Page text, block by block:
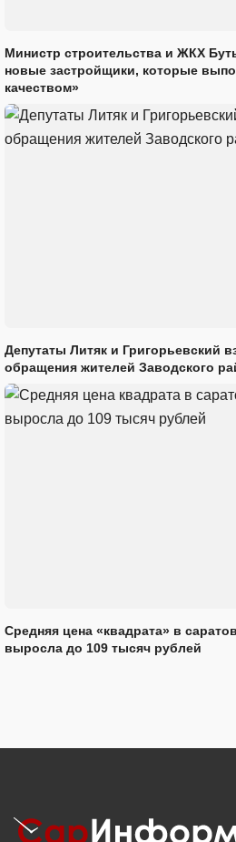
Министр строительства и ЖКХ
новые застройщики, которые
качеством»
Депутаты Литяк и Григорьевский
обращения жителей Заводского
Средняя цена «квадрата» в
выросла до 109 тысяч рублей